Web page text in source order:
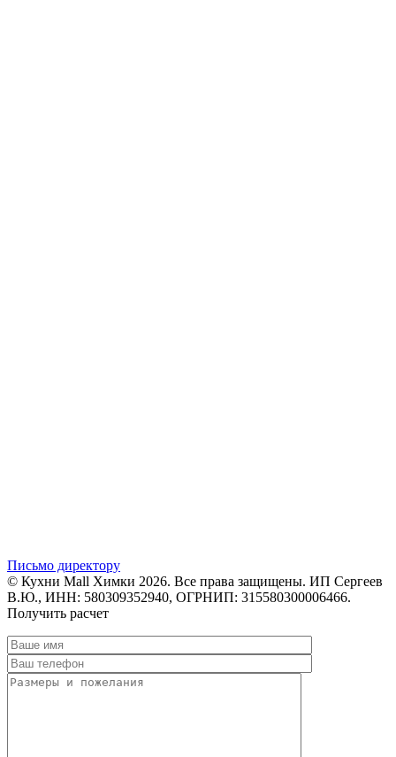
Письмо директору
© Кухни Mall Химки 2026. Все права защищены. ИП Сергеев
В.Ю., ИНН: 580309352940, ОГРНИП: 315580300006466.
Получить расчет